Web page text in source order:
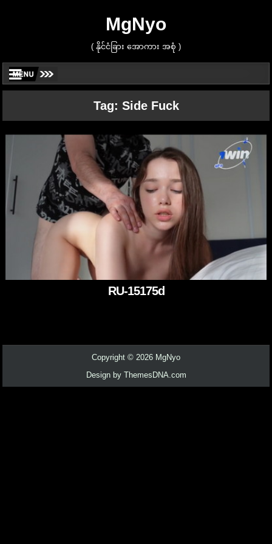
MgNyo
( နိုင်ငံခြား အောကား အစုံ )
Tag: Side Fuck
RU-15175d
Copyright © 2026 MgNyo
Design by ThemesDNA.com